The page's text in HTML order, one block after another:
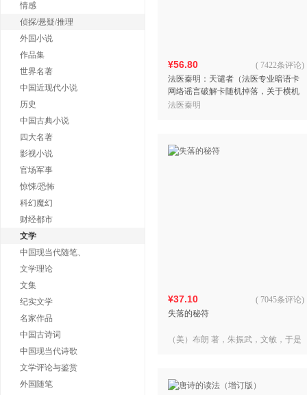
情感
侦探/悬疑/推理
外国小说
作品集
世界名著
中国近现代小说
历史
中国古典小说
四大名著
影视小说
官场军事
惊悚/恐怖
科幻魔幻
财经都市
文学
中国现当代随笔、
文学理论
文集
纪实文学
名家作品
中国古诗词
中国现当代诗歌
文学评论与鉴赏
外国随笔
¥56.80
法医秦明：天谴者（法医专业暗语卡
网络谣言破解卡随机掉落，关于横机
纹溶解综合征，俞灏明主演《法医秦
( 7422条评论)
法医秦明
¥37.10
失落的秘符
( 7045条评论)
（美）布朗 著，朱振武，文敏，于是